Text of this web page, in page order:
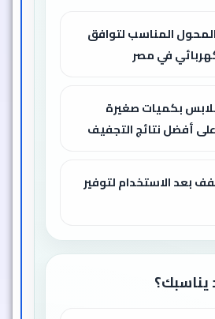
المناسب لتوافق
في مصر
بكميات صغيرة
أفضل نتائج التجفيف
بعد الاستخدام لتوفير
يناسبك؟